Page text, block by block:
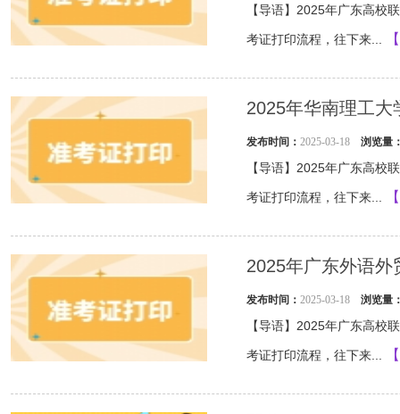
【导语】2025年广东高校
考证打印流程，往下来...
2025年华南理工
发布时间： 2025-03-18 浏览量
【导语】2025年广东高校
考证打印流程，往下来...
2025年广东外语
发布时间： 2025-03-18 浏览量
【导语】2025年广东高校
考证打印流程，往下来...